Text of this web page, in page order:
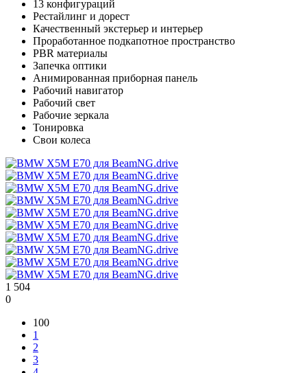
13 конфигураций
Рестайлинг и дорест
Качественный экстерьер и интерьер
Проработанное подкапотное пространство
PBR материалы
Запечка оптики
Анимированная приборная панель
Рабочий навигатор
Рабочий свет
Рабочие зеркала
Тонировка
Свои колеса
1 504
0
100
1
2
3